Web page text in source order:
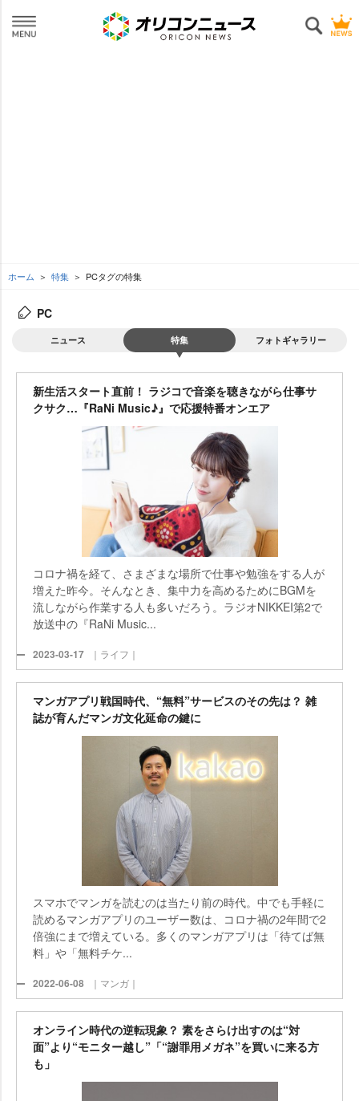
ホーム 特集 PCタグの特集
PC
ニュース 特集 フォトギャラリー
新生活スタート直前！ ラジコで音楽を聴きながら仕事サ
クサク…『RaNi Music♪』で応援特番オンエア
コロナ禍を経て、さまざまな場所で仕事や勉強をする人が
増えた昨今。そんなとき、集中力を高めるためにBGMを
流しながら作業する人も多いだろう。ラジオNIKKEI第2で
放送中の『RaNi Music...
2023-03-17 ｜ライフ｜
マンガアプリ戦国時代、“無料”サービスのその先は？ 雑
誌が育んだマンガ文化延命の鍵に
スマホでマンガを読むのは当たり前の時代。中でも手軽に
読めるマンガアプリのユーザー数は、コロナ禍の2年間で2
倍強にまで増えている。多くのマンガアプリは「待てば無
料」や「無料チケ...
2022-06-08 ｜マンガ｜
オンライン時代の逆転現象？ 素をさらけ出すのは“対
面”より“モニター越し”「“謝罪用メガネ”を買いに来る方
も」